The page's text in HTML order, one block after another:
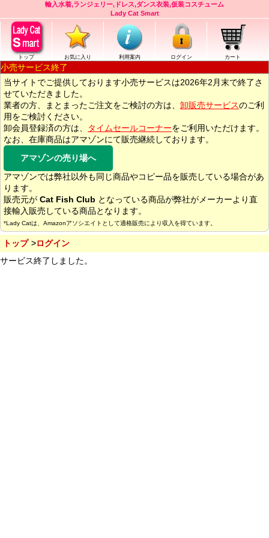
輸入水着,ランジェリー,ドレス,ダンス衣装,仮装コスチューム
Lady Cat Smart
トップ お気に入り 利用案内 ログイン カート
小売サービス終了
当サイトでご提供しております小売サービスは2026年2月末で終了さ
せていただきました。
業者の方、まとまったご注文をご検討の方は、 卸販売サービスのご利
用をご検討ください。
卸会員登録済の方は、
タイムセールコーナーをご利用いただけます。
なお、在庫商品はアマゾンにて販売継続しております。
アマゾンの売り場へ
アマゾンでは弊社以外も同じ商品やコピー品を販売している場合があ
ります。
販売元が Cat Fish Club となっている商品が弊社がメーカーより直
接輸入販売している商品となります。
*Lady Catは、Amazonアソシエイトとして適格販売により収入を得ています。
トップ
ログイン
サービス終了しました。